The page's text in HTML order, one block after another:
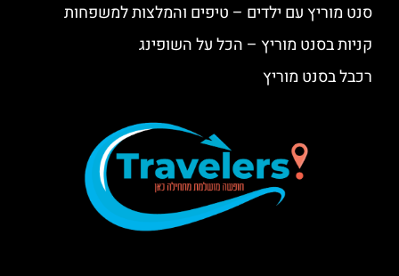
סנט מוריץ עם ילדים – טיפים והמלצות למשפחות
קניות בסנט מוריץ – הכל על השופינג
רכבל בסנט מוריץ